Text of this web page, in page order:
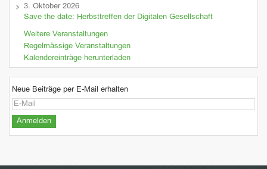
3. Oktober 2026
Save the date: Herbsttreffen der Digitalen Gesellschaft
Weitere Veranstaltungen
Regelmässige Veranstaltungen
Kalendereinträge herunterladen
Neue Beiträge per E-Mail erhalten